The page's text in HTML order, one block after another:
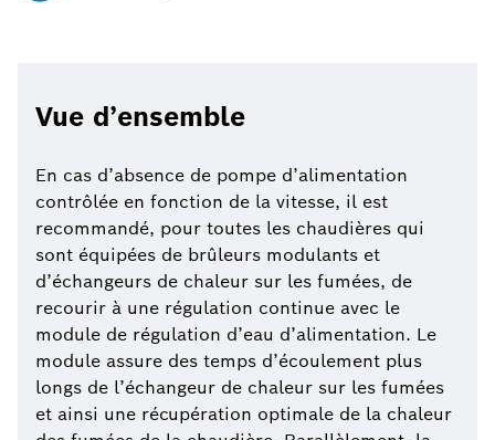
Vue d’ensemble
En cas d’absence de pompe d’alimentation
contrôlée en fonction de la vitesse, il est
recommandé, pour toutes les chaudières qui
sont équipées de brûleurs modulants et
d’échangeurs de chaleur sur les fumées, de
recourir à une régulation continue avec le
module de régulation d’eau d’alimentation. Le
module assure des temps d’écoulement plus
longs de l’échangeur de chaleur sur les fumées
et ainsi une récupération optimale de la chaleur